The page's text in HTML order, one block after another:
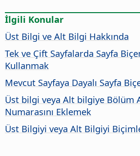
İlgili Konular
Üst Bilgi ve Alt Bilgi Hakkında
Tek ve Çift Sayfalarda Sayfa
Kullanmak
Mevcut Sayfaya Dayalı Sayfa
Üst bilgi veya Alt bilgiye Bölüm
Numarasını Eklemek
Üst Bilgiyi veya Alt Bilgiyi